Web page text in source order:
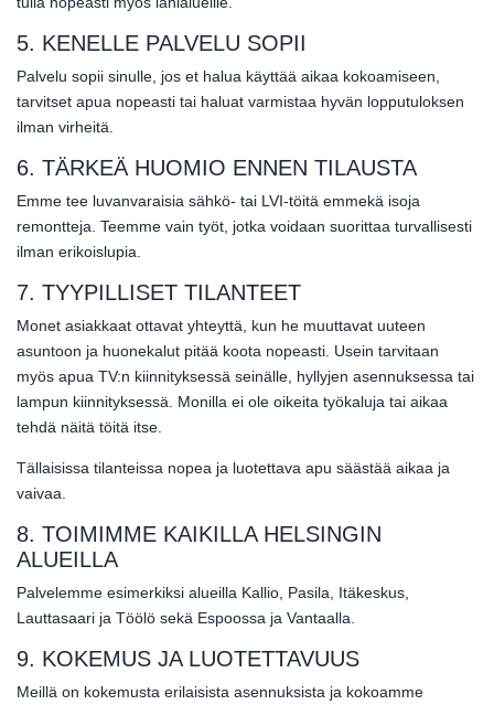
5. KENELLE PALVELU SOPII
Palvelu sopii sinulle, jos et halua käyttää aikaa kokoamiseen,
tarvitset apua nopeasti tai haluat varmistaa hyvän lopputuloksen
ilman virheitä.
6. TÄRKEÄ HUOMIO ENNEN TILAUSTA
Emme tee luvanvaraisia sähkö- tai LVI-töitä emmekä isoja
remontteja. Teemme vain työt, jotka voidaan suorittaa turvallisesti
ilman erikoislupia.
7. TYYPILLISET TILANTEET
Monet asiakkaat ottavat yhteyttä, kun he muuttavat uuteen
asuntoon ja huonekalut pitää koota nopeasti. Usein tarvitaan
myös apua TV:n kiinnityksessä seinälle, hyllyjen asennuksessa tai
lampun kiinnityksessä. Monilla ei ole oikeita työkaluja tai aikaa
tehdä näitä töitä itse.
Tällaisissa tilanteissa nopea ja luotettava apu säästää aikaa ja
vaivaa.
8. TOIMIMME KAIKILLA HELSINGIN
ALUEILLA
Palvelemme esimerkiksi alueilla Kallio, Pasila, Itäkeskus,
Lauttasaari ja Töölö sekä Espoossa ja Vantaalla.
9. KOKEMUS JA LUOTETTAVUUS
Meillä on kokemusta erilaisista asennuksista ja kokoamme